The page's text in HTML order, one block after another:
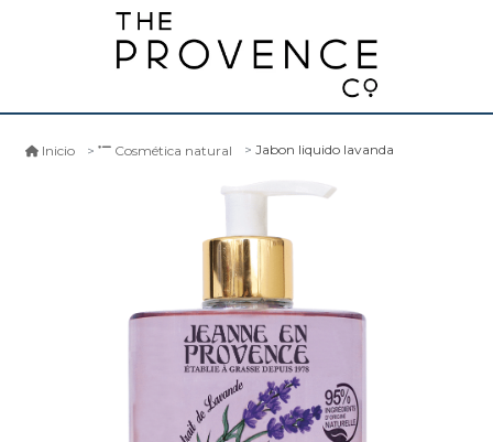
Inicio Cosmética natural Jabon liquido lavanda